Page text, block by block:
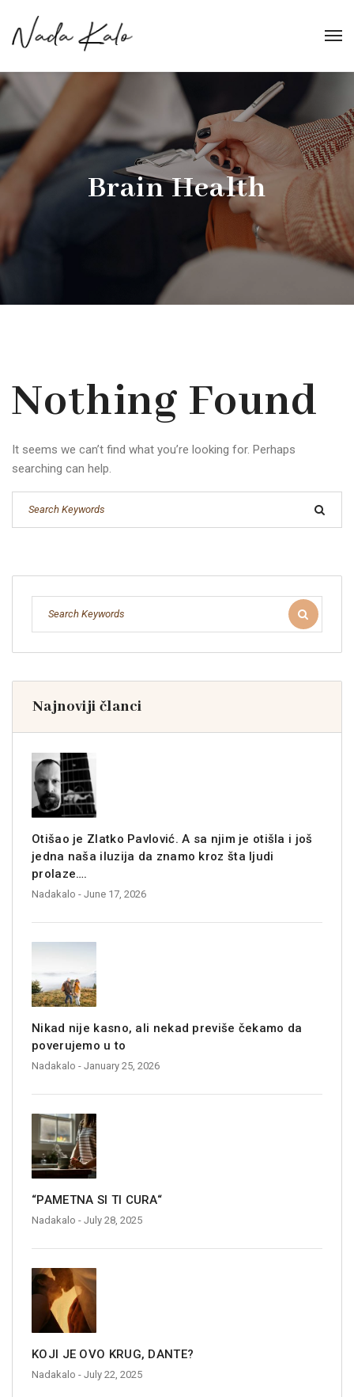
Brain Health
Nothing Found
It seems we can’t find what you’re looking for. Perhaps
searching can help.
Najnoviji članci
Otišao je Zlatko Pavlović. A sa njim je otišla i još
jedna naša iluzija da znamo kroz šta ljudi
prolaze….
Nadakalo - June 17, 2026
Nikad nije kasno, ali nekad previše čekamo da
poverujemo u to
Nadakalo - January 25, 2026
“PAMETNA SI TI CURA“
Nadakalo - July 28, 2025
KOJI JE OVO KRUG, DANTE?
Nadakalo - July 22, 2025